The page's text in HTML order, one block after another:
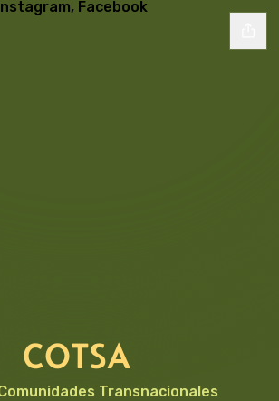
COTSA
Comunidades Transnacionales